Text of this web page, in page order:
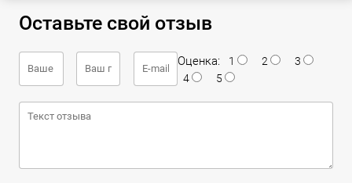
Оставьте свой отзыв
Оценка: 1 2
3
4
5